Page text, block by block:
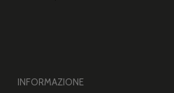
INFORMAZIONE